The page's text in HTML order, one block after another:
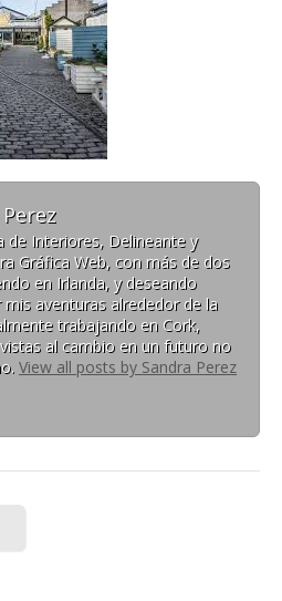
estudian y trabajan en
de Interiores, Delineante y
Gráfica Web, con más de dos
en Irlanda, y deseando
aventuras alrededor de la
trabajando en Cork,
al cambio en un futuro no
View all posts by Sandra Perez